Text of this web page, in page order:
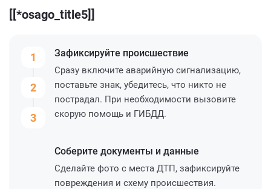
[[*osago_title5]]
1
2
3
Зафиксируйте происшествие
Сразу включите аварийную сигнализацию,
поставьте знак, убедитесь, что никто не
пострадал. При необходимости вызовите
скорую помощь и ГИБДД.
Соберите документы и данные
Сделайте фото с места ДТП, зафиксируйте
повреждения и схему происшествия.